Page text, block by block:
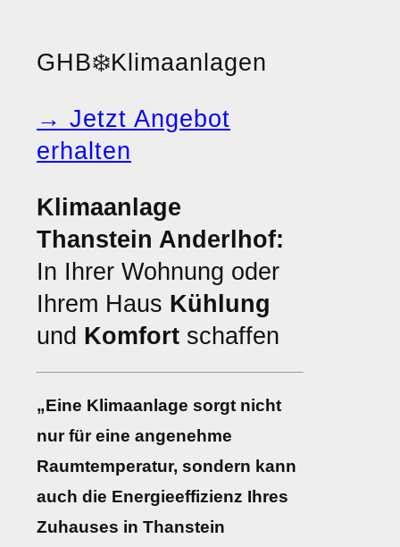
GHB❄️Klimaanlagen
→ Jetzt Angebot
erhalten
Klimaanlage
Thanstein Anderlhof:
In Ihrer Wohnung oder
Ihrem Haus Kühlung
und Komfort schaffen
„Eine Klimaanlage sorgt nicht
nur für eine angenehme
Raumtemperatur, sondern kann
auch die Energieeffizienz Ihres
Zuhauses in Thanstein